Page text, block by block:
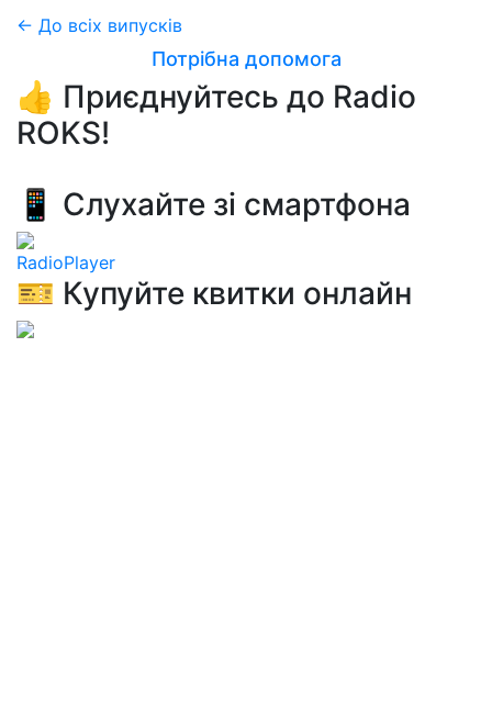
← До всіх випусків
Потрібна допомога
👍 Приєднуйтесь до Radio
ROKS!
📱 Слухайте зі смартфона
RadioPlayer
🎫 Купуйте квитки онлайн